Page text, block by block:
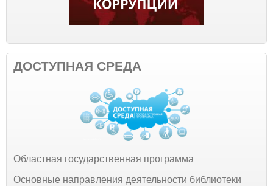
ДОСТУПНАЯ СРЕДА
Областная государственная программа
Основные направления деятельности библиотеки